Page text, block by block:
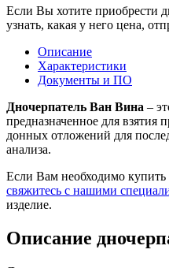
Если Вы хотите приобрести
узнать, какая у него цена,
Описание
Характеристики
Документы и ПО
Дночерпатель Ван Вина –
предназначенное для взятия
донных отложений для
анализа.
Если Вам необходимо
свяжитесь с нашими
изделие.
Описание